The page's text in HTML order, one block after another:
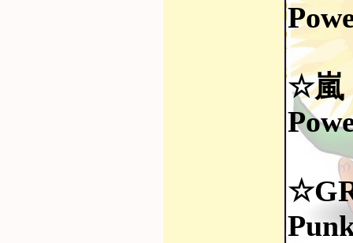
☆嵐